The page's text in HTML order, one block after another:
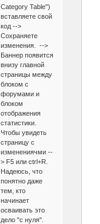
Category Table")
вставляете свой
код -->
Сохраняете
изменения. -->
Баннер появится
внизу главной
страницы между
блоком с
форумами и
блоком
отображения
статистики.
Чтобы увидеть
страницу с
изменениячми --
> F5 или ctrl+R.
Надеюсь, что
понятно даже
тем, кто
начинает
осваивать это
дело "с нуля".